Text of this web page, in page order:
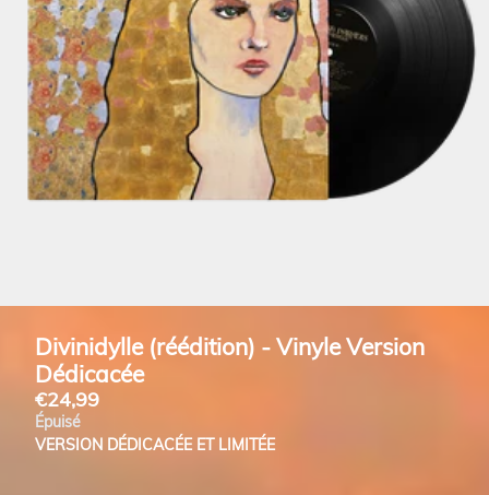
Divinidylle (réédition) - Vinyle Version
Dédicacée
€24,99
Épuisé
VERSION DÉDICACÉE ET LIMITÉE